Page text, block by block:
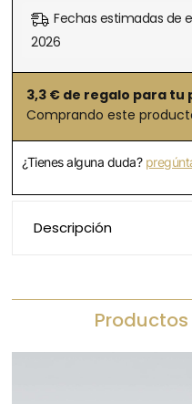
Fechas estimadas de
2026
3,3 € de regalo para tu
Comprando este
¿Tienes alguna duda?
Descripción